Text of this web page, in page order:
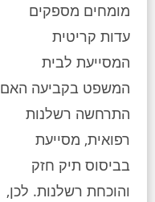
מומחים מספקים
עדות קריטית
המסייעת לבית
המשפט בקביעה האם
התרחשה רשלנות
רפואית, מסייעת
בביסוס תיק חזק
והוכחת רשלנות. לכן,